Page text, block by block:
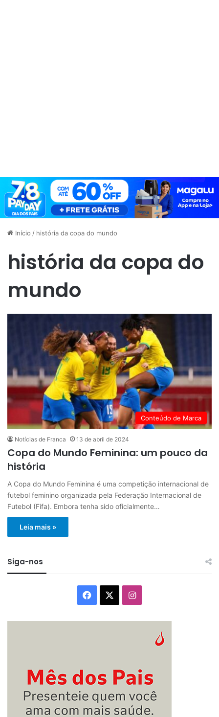
Início / história da copa do mundo
história da copa do
mundo
Conteúdo de Marca
Notícias de Franca 13 de abril de 2024
Copa do Mundo Feminina: um pouco da
história
A Copa do Mundo Feminina é uma competição internacional de
futebol feminino organizada pela Federação Internacional de
Futebol (Fifa). Embora tenha sido oficialmente…
Leia mais »
Siga-nos
Facebook Instagram